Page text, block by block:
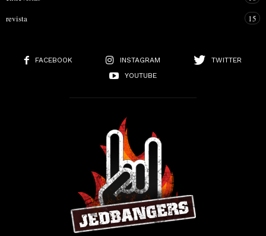
revista
15
FACEBOOK INSTAGRAM
TWITTER
YOUTUBE